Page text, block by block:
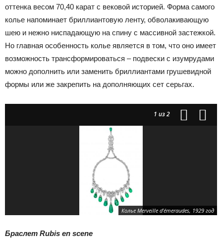
оттенка весом 70,40 карат с вековой историей. Форма самого
колье напоминает бриллиантовую ленту, обволакивающую
шею и нежно ниспадающую на спину с массивной застежкой.
Но главная особенность колье является в том, что оно имеет
возможность трансформироваться – подвески с изумрудами
можно дополнить или заменить бриллиантами грушевидной
формы или же закрепить на дополняющих сет серьгах.
1 из 2
Колье Merveille d’émeraudes, 1929 год
Браслет Rubis en scene